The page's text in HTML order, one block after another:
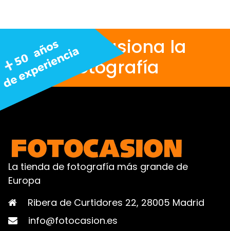
Nos apasiona la
fotografía
La tienda de fotografía más grande de
Europa
Ribera de Curtidores 22, 28005 Madrid
info@fotocasion.es